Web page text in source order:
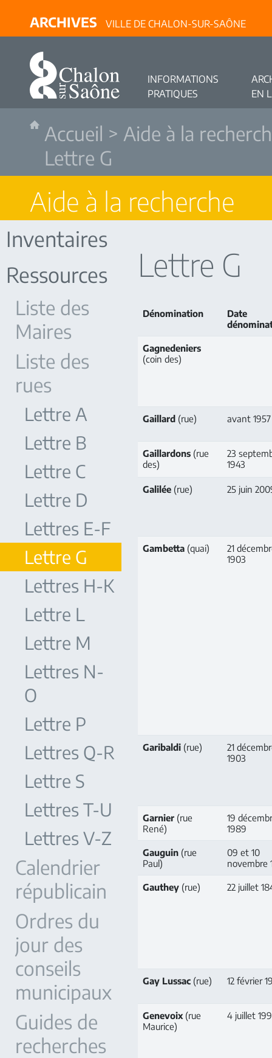
ARCHIVES VILLE DE CHALON-SUR-SAÔNE
INFORMATIONS
PRATIQUES
EN
Accueil > Aide à la
Lettre G
Aide à la recherche
Inventaires
Ressources
Liste des
Maires
Liste des
rues
Lettre A
Lettre B
Lettre C
Lettre D
Lettres E-F
Lettre G
Lettres H-K
Lettre L
Lettre M
Lettres N-
O
Lettre P
Lettres Q-R
Lettre S
Lettres T-U
Lettres V-Z
Calendrier
républicain
Ordres du
jour des
conseils
municipaux
Guides de
recherches
Lettre G
Dénomination
Date
Gagnedeniers
(coin des)
Gaillard (rue) avant 1957
Gaillardons (rue
des)
23
1943
Galilée (rue) 25 juin
Gambetta (quai)
21
1903
Garibaldi (rue)
21
1903
Garnier (rue
René)
19
1989
Gauguin (rue
Paul)
09 et 10
novembre
Gauthey (rue) 22 juillet
Gay Lussac (rue) 12 février
Genevoix (rue
Maurice)
4 juillet